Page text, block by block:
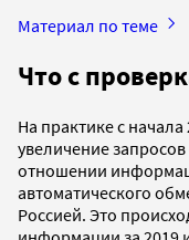
Материал по теме
Что с
На практике c
увеличение
отношении
автоматического
Россией. Это